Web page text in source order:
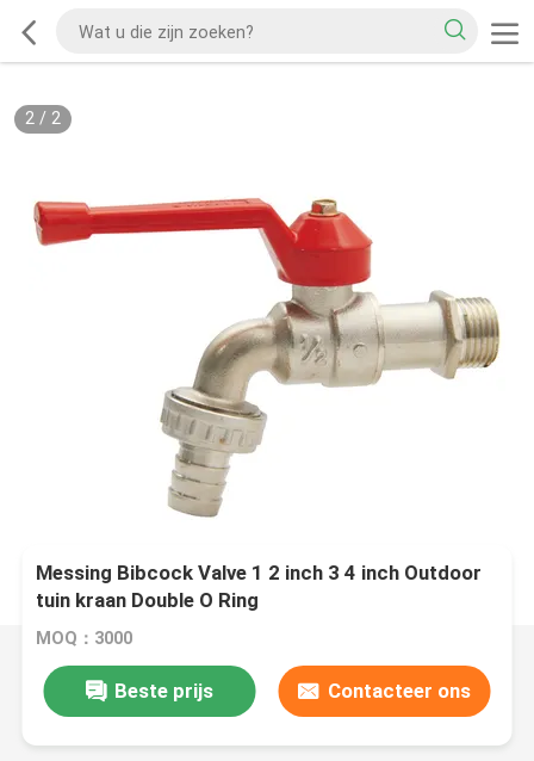
2/ 2
Messing Bibcock Valve 1 2 inch 3 4 inch Outdoor
tuin kraan Double O Ring
MOQ：3000
Beste prijs Contacteer ons